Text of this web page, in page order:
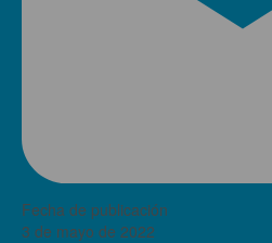
Fecha de publicación
3 de mayo de 2022